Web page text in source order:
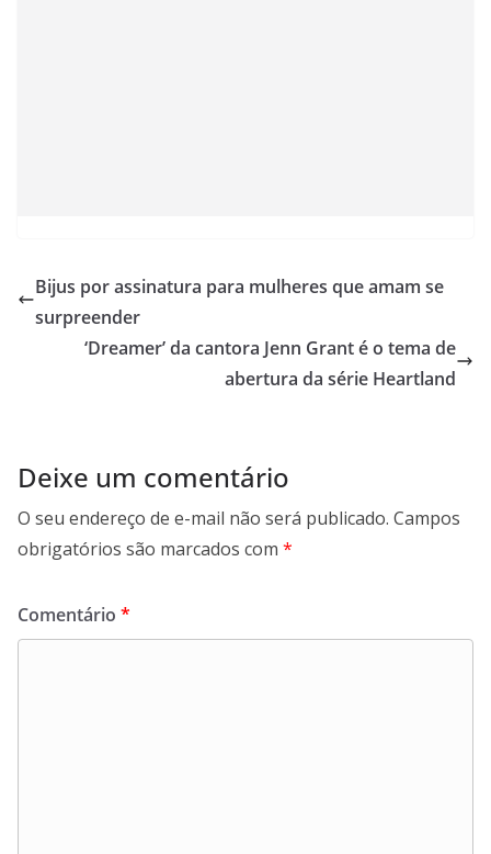
Bijus por assinatura para mulheres que amam se
surpreender
‘Dreamer’ da cantora Jenn Grant é o tema de
abertura da série Heartland
Deixe um comentário
O seu endereço de e-mail não será publicado. Campos
obrigatórios são marcados com *
Comentário *